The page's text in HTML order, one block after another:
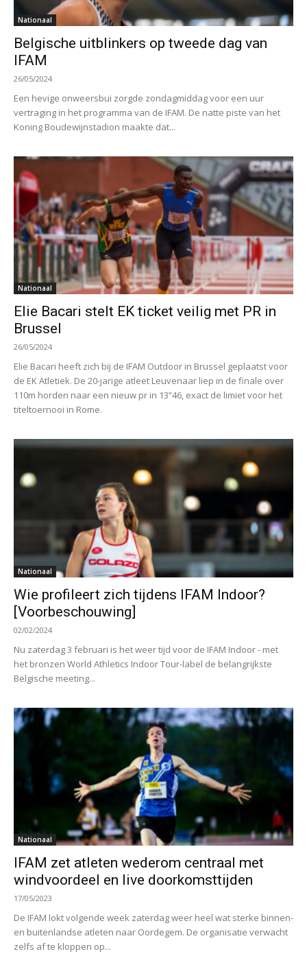
Nationaal
Belgische uitblinkers op tweede dag van
IFAM
26/05/2024
Een hevige onweersbui zorgde zondagmiddag voor een uur
vertraging in het programma van de IFAM. De natte piste van het
Koning Boudewijnstadion maakte dat...
Nationaal
Elie Bacari stelt EK ticket veilig met PR in
Brussel
26/05/2024
Elie Bacari heeft zich bij de IFAM Outdoor in Brussel geplaatst voor
de EK Atletiek. De 20-jarige atleet Leuvenaar liep in de finale over
110m horden naar een nieuw pr in 13”46, exact de limiet voor het
titeltoernooi in Rome.
Nationaal
Wie profileert zich tijdens IFAM Indoor?
[Voorbeschouwing]
02/02/2024
Nu zaterdag 3 februari is het weer tijd voor de IFAM Indoor - met
het bronzen World Athletics Indoor Tour-label de belangrijkste
Belgische meeting...
Nationaal
IFAM zet atleten wederom centraal met
windvoordeel en live doorkomsttijden
17/05/2023
De IFAM lokt volgende week zaterdag weer heel wat sterke binnen-
en buitenlandse atleten naar Oordegem. De organisatie verwacht
zelfs af te kloppen op...